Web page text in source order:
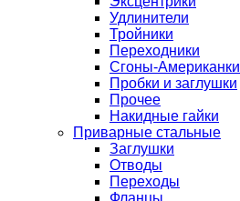
Удлинители
Тройники
Переходники
Сгоны-Американки
Пробки и заглушки
Прочее
Накидные гайки
Приварные стальные
Заглушки
Отводы
Переходы
Фланцы